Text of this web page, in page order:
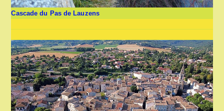
Cascade du Pas de Lauzens